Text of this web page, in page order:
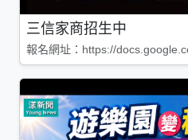
三信家商招生中
報名網址：https://